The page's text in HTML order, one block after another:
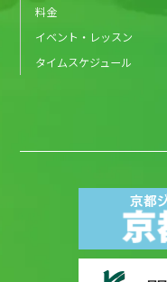
料金
イベント・レッスン
タイムスケジュール